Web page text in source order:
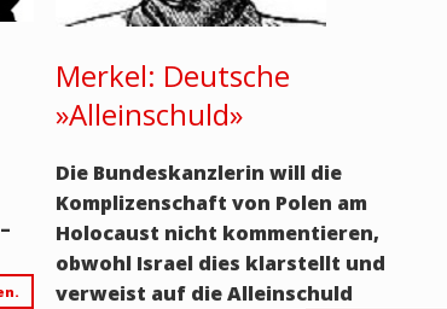
Merkel: Deutsche
»Alleinschuld»
Die Bundeskanzlerin will die
Komplizenschaft von Polen am
Holocaust nicht kommentieren,
obwohl Israel dies klarstellt und
verweist auf die Alleinschuld